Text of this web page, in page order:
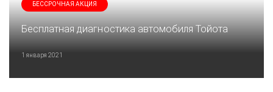
БЕССРОЧНАЯ АКЦИЯ
Бесплатная диагностика автомобиля Тойота
1 января 2021